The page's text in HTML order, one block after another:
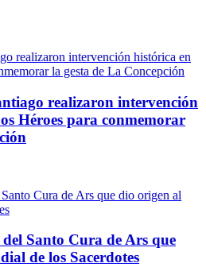
realizaron intervención
Héroes para conmemorar
Santo Cura de Ars que
de los Sacerdotes